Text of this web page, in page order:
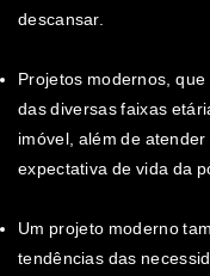
descansar.
Projetos modernos,
das diversas faixas
imóvel, além de
expectativa de vida da
Um projeto moderno
tendências das